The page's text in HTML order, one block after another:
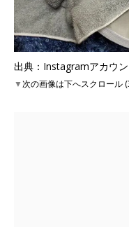
出典：Instagramアカウ
▼次の画像は下へスクロール